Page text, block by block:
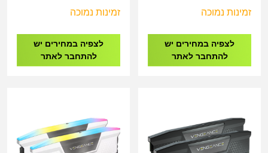
32GB 2x16GB DDR5
CMH32GX5M2B6000C38
זמינות נמוכה
לצפיה במחירים יש
להתחבר לאתר
DDR5 5200Mhz RGB
CMH32GX5M2B5200C40W
זמינות נמוכה
לצפיה במחירים יש
להתחבר לאתר